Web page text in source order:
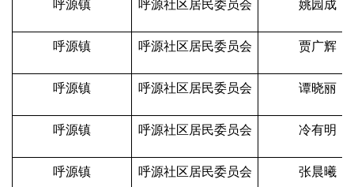
呼源镇 呼源社区居民委员会 姚园成
呼源镇 呼源社区居民委员会 贾广辉
呼源镇 呼源社区居民委员会 谭晓丽
呼源镇 呼源社区居民委员会 冷有明
呼源镇 呼源社区居民委员会 张晨曦